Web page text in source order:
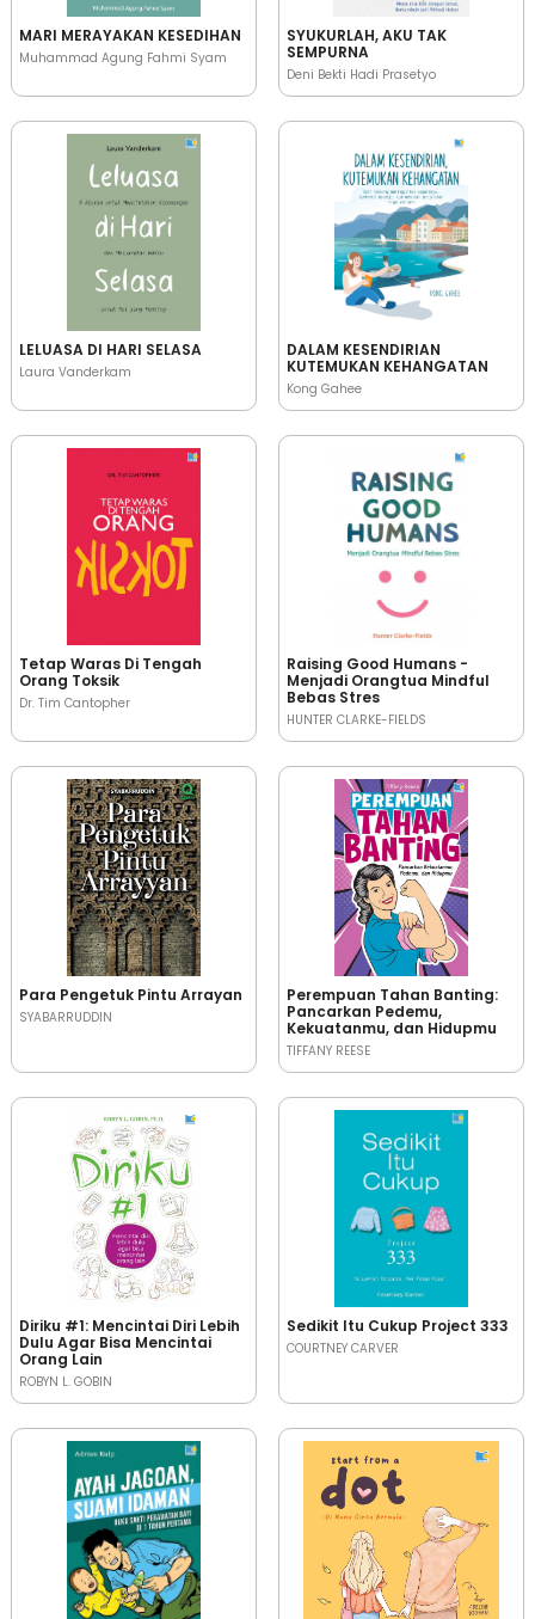
MARI MERAYAKAN KESEDIHAN
Muhammad Agung Fahmi Syam
SYUKURLAH, AKU TAK
SEMPURNA
Deni Bekti Hadi Prasetyo
LELUASA DI HARI SELASA
Laura Vanderkam
DALAM KESENDIRIAN
KUTEMUKAN KEHANGATAN
Kong Gahee
Tetap Waras Di Tengah
Orang Toksik
Dr. Tim Cantopher
Raising Good Humans -
Menjadi Orangtua Mindful
Bebas Stres
HUNTER CLARKE-FIELDS
Para Pengetuk Pintu Arrayan
SYABARRUDDIN
Perempuan Tahan Banting:
Pancarkan Pedemu,
Kekuatanmu, dan Hidupmu
TIFFANY REESE
Diriku #1: Mencintai Diri Lebih
Dulu Agar Bisa Mencintai
Orang Lain
ROBYN L. GOBIN
Sedikit Itu Cukup Project 333
COURTNEY CARVER